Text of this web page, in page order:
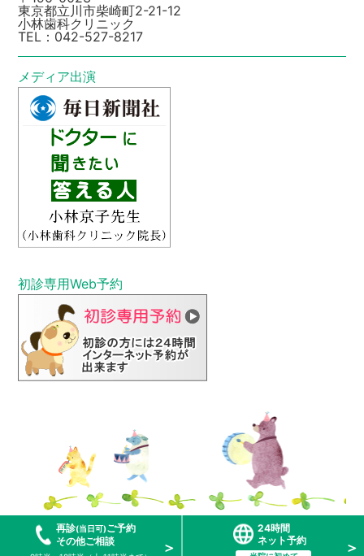
再診(当日可)ご予約
その他ご相談
24時間
ネット予約
東京都立川市柴崎町2-21-12
小林歯科クリニック
TEL： 042-527-8217
メディア出演
初診専⽤Web予約